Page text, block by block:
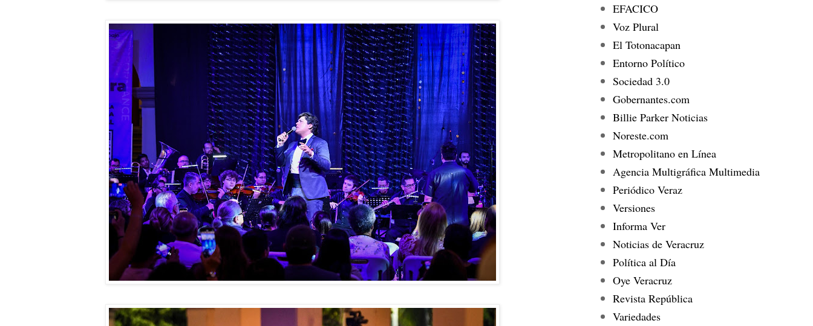
EFACICO
Voz Plural
El Totonacapan
Entorno Político
Sociedad 3.0
Gobernantes.com
Billie Parker Noticias
Noreste.com
Metropolitano en Línea
Agencia Multigráfica Multimedia
Periódico Veraz
Versiones
Informa Ver
Noticias de Veracruz
Política al Día
Oye Veracruz
Revista República
Variedades